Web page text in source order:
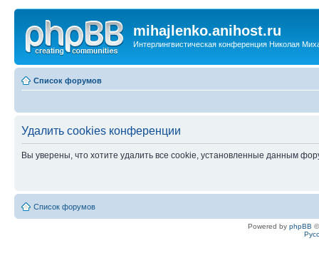
mihajlenko.anihost.ru
Интерлингвистическая конференция Николая
Список форумов
Удалить cookies конференции
Вы уверены, что хотите удалить все cookie, установленные данным
Список форумов
Powered by phpBB